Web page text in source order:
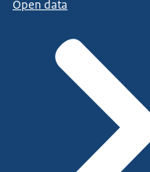
Open data